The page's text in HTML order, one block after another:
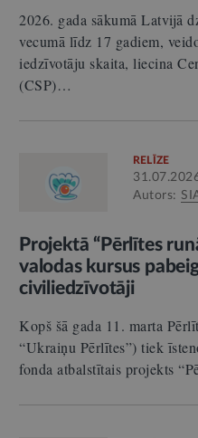
2026. gada sākumā Latvijā
vecumā līdz 17 gadiem,
iedzīvotāju skaita, liecina
(CSP)…
RELĪZE
Autors:
Projektā “Pērlītes
valodas kursus
civiliedzīvotāji
Kopš šā gada 11. marta
“Ukraiņu Pērlītes”) tiek
fonda atbalstītais projekts